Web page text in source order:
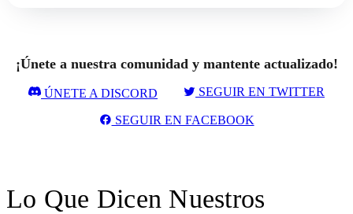
¡Únete a nuestra comunidad y mantente actualizado!
ÚNETE A DISCORD SEGUIR EN TWITTER
SEGUIR EN FACEBOOK
Lo Que Dicen Nuestros